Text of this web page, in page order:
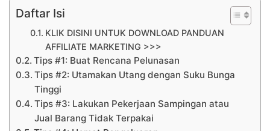
Daftar Isi
KLIK DISINI UNTUK DOWNLOAD PANDUAN
AFFILIATE MARKETING >>>
Tips #1: Buat Rencana Pelunasan
Tips #2: Utamakan Utang dengan Suku Bunga
Tinggi
Tips #3: Lakukan Pekerjaan Sampingan atau
Jual Barang Tidak Terpakai